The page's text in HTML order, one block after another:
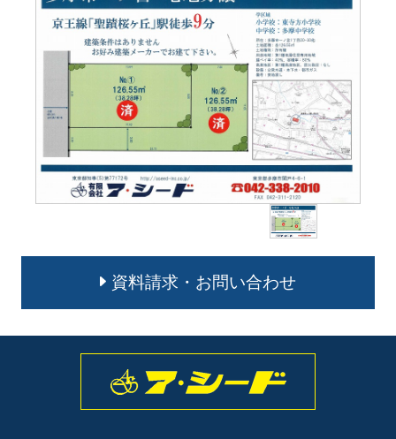
資料請求・お問い合わせ